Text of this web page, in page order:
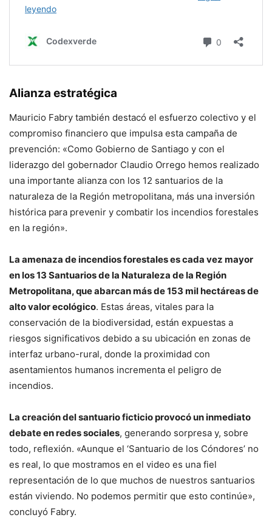
Alianza estratégica
Mauricio Fabry también destacó el esfuerzo colectivo y el
compromiso financiero que impulsa esta campaña de
prevención: «Como Gobierno de Santiago y con el
liderazgo del gobernador Claudio Orrego hemos realizado
una importante alianza con los 12 santuarios de la
naturaleza de la Región metropolitana, más una inversión
histórica para prevenir y combatir los incendios forestales
en la región».
La amenaza de incendios forestales es cada vez mayor
en los 13 Santuarios de la Naturaleza de la Región
Metropolitana, que abarcan más de 153 mil hectáreas de
alto valor ecológico. Estas áreas, vitales para la
conservación de la biodiversidad, están expuestas a
riesgos significativos debido a su ubicación en zonas de
interfaz urbano-rural, donde la proximidad con
asentamientos humanos incrementa el peligro de
incendios.
La creación del santuario ficticio provocó un inmediato
debate en redes sociales, generando sorpresa y, sobre
todo, reflexión. «Aunque el ‘Santuario de los Cóndores’ no
es real, lo que mostramos en el video es una fiel
representación de lo que muchos de nuestros santuarios
están viviendo. No podemos permitir que esto continúe»,
concluyó Fabry.